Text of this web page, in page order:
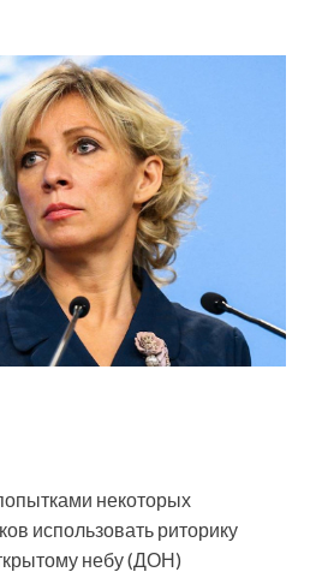
некоторых
использовать риторику
небу (ДОН)